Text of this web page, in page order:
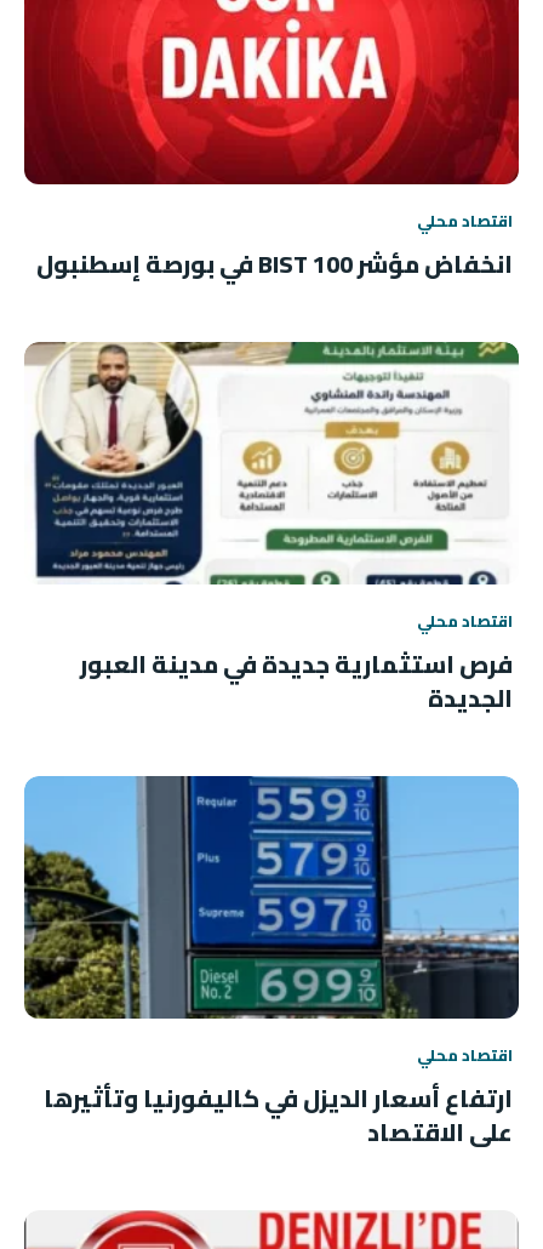
اقتصاد محلي
انخفاض مؤشر BIST 100 في بورصة إسطنبول
اقتصاد محلي
فرص استثمارية جديدة في مدينة العبور
الجديدة
اقتصاد محلي
ارتفاع أسعار الديزل في كاليفورنيا وتأثيرها
على الاقتصاد